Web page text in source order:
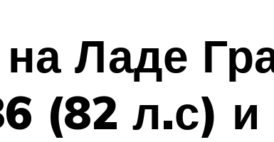
Ладе
(82 л.с)